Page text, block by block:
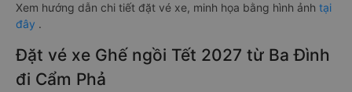
Xem hướng dẫn chi tiết đặt vé xe, minh họa bằng hình ảnh tại
đây .
Đặt vé xe Ghế ngồi Tết 2027 từ Ba Đình
đi Cẩm Phả